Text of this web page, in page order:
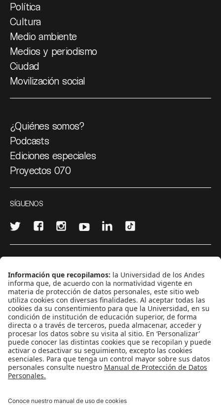
Política
Cultura
Medio ambiente
Medios y periodismo
Ciudad
Movilización social
¿Quiénes somos?
Podcasts
Ediciones especiales
Proyectos 070
SÍGUENOS
CONTÁCTANOS
cerosetenta@uniandes.edu.co
BOGOTÁ, COLOMBIA
NEWSLETTER